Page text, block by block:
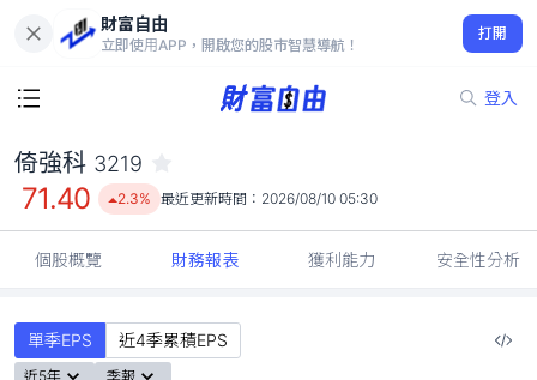
財富自由
立即使用APP，開啟您的股市智慧導航！
打開
登入
71.40
2.3%
倚強科 3219
71.40 2.3% 最近更新時間： 2026/08/10 05:30
個股概覽 財務報表 獲利能力 安全性分析
單季EPS 近4季累積EPS
近5年 季報